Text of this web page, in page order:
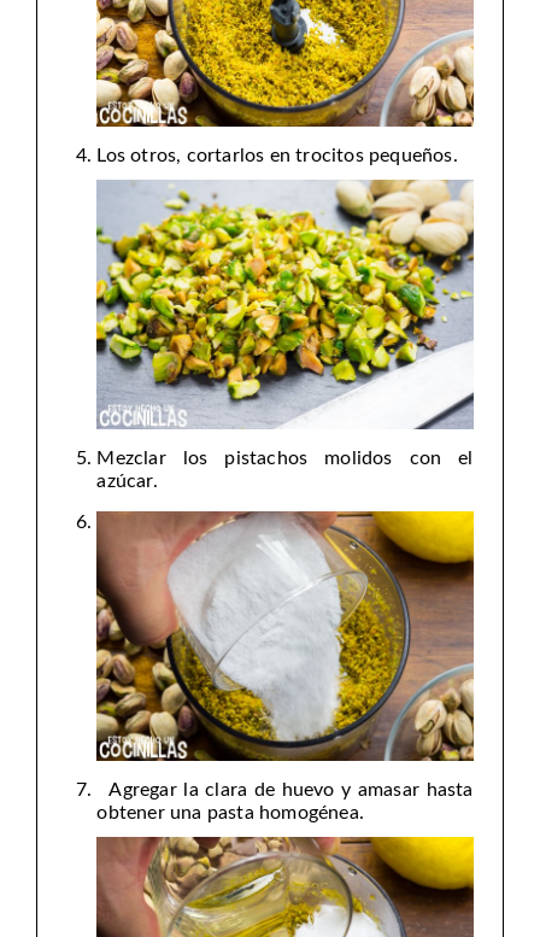
Los otros, cortarlos en trocitos pequeños.
Mezclar los pistachos molidos con el
azúcar.
Agregar la clara de huevo y amasar hasta
obtener una pasta homogénea.